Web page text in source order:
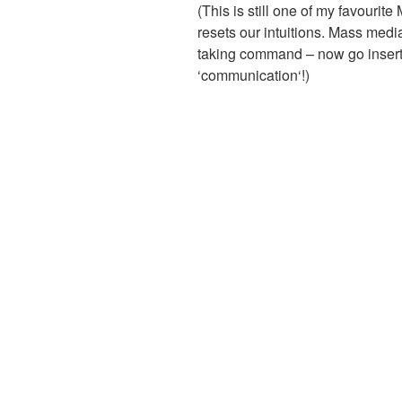
(This is still one of my favourite
resets our intuitions. Mass
taking command – now go
‘communication‘!)